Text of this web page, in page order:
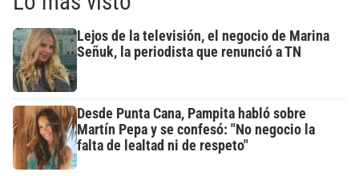
Lejos de la televisión, el negocio de Marina
Señuk, la periodista que renunció a TN
Desde Punta Cana, Pampita habló sobre
Martín Pepa y se confesó: "No negocio la
falta de lealtad ni de respeto"